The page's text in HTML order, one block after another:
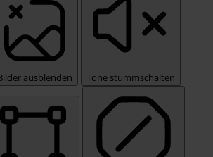
ausblenden Töne stummschalten